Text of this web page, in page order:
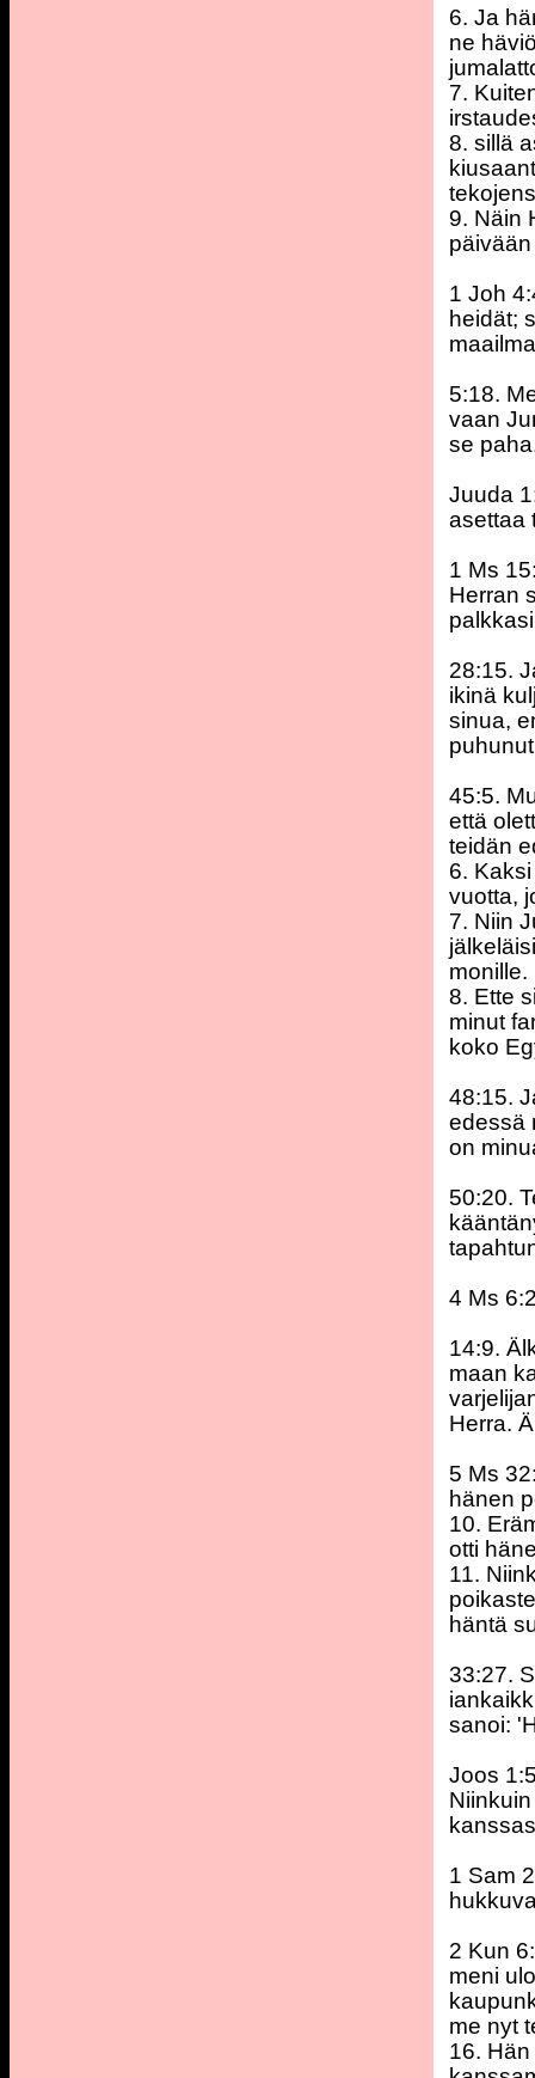
6. Ja
ne
7.
8. sillä
9. Näin
1 Joh
heidät;
5:18.
vaan
se
Juuda
asettaa
1 Ms
Herran
28:15.
ikinä
sinua,
45:5.
että
teidän
6.
vuotta,
7. Niin
monille.
8. Ette
minut
koko
48:15.
edessä
on
50:20.
4 Ms
14:9.
maan
Herra.
5 Ms
hänen
10.
otti
11.
häntä
33:27.
sanoi:
Joos
1 Sam
2 Kun
meni
me nyt
16.